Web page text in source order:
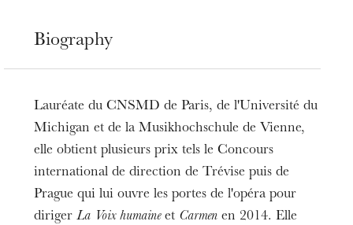
Biography
Lauréate du CNSMD de Paris, de l'Université du
Michigan et de la Musikhochschule de Vienne,
elle obtient plusieurs prix tels le Concours
international de direction de Trévise puis de
Prague qui lui ouvre les portes de l'opéra pour
dirigerLa Voix humaineet Carmen en 2014. Elle